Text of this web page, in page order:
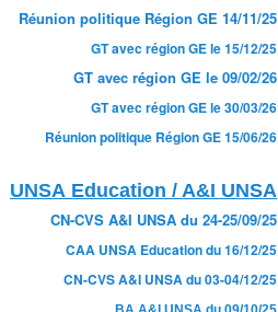
Réunion politique Région GE 14/11/25
GT avec région GE le 15/12/25
GT avec région GE le 09/02/26
GT avec région GE le 30/03/26
Réunion politique Région GE 15/06/26
UNSA Education / A&I UNSA
CN-CVS A&I UNSA du 24-25/09/25
CAA UNSA Education du 16/12/25
CN-CVS A&I UNSA du 03-04/12/25